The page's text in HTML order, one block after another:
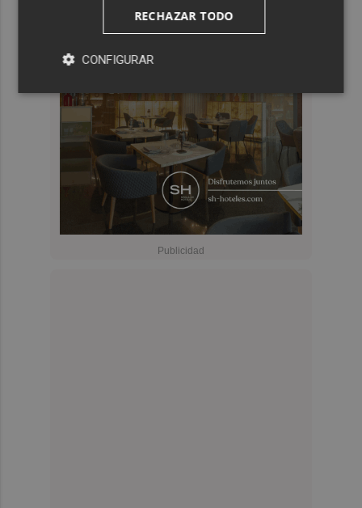
RECHAZAR TODO
CONFIGURAR